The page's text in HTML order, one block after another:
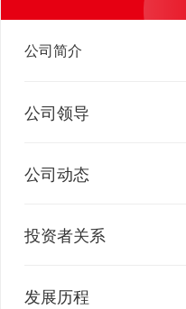
公司简介
公司领导
公司动态
投资者关系
发展历程